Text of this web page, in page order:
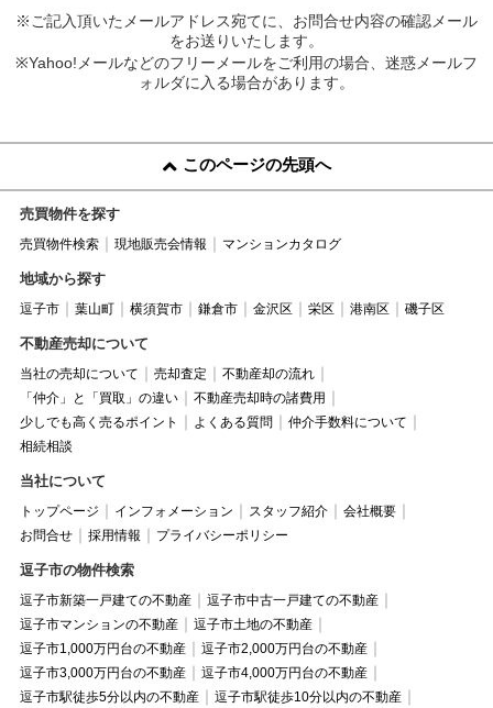
※ご記入頂いたメールアドレス宛てに、お問合せ内容の確認メール
をお送りいたします。
※Yahoo!メールなどのフリーメールをご利用の場合、迷惑メールフ
ォルダに入る場合があります。
このページの先頭へ
売買物件を探す
売買物件検索 現地販売会情報 マンションカタログ
地域から探す
逗子市 葉山町 横須賀市 鎌倉市 金沢区 栄区 港南区 磯子区
不動産売却について
当社の売却について 売却査定
不動産却の流れ
「仲介」と「買取」の違い
不動産売却時の諸費用
少しでも高く売るポイント
よくある質問
仲介手数料について
相続相談
当社について
トップページ インフォメーション スタッフ紹介
会社概要
お問合せ
採用情報 プライバシーポリシー
逗子市の物件検索
逗子市新築一戸建ての不動産
逗子市中古一戸建ての不動産
逗子市マンションの不動産
逗子市土地の不動産
逗子市1,000万円台の不動産
逗子市2,000万円台の不動産
逗子市3,000万円台の不動産
逗子市4,000万円台の不動産
逗子市駅徒歩5分以内の不動産
逗子市駅徒歩10分以内の不動産